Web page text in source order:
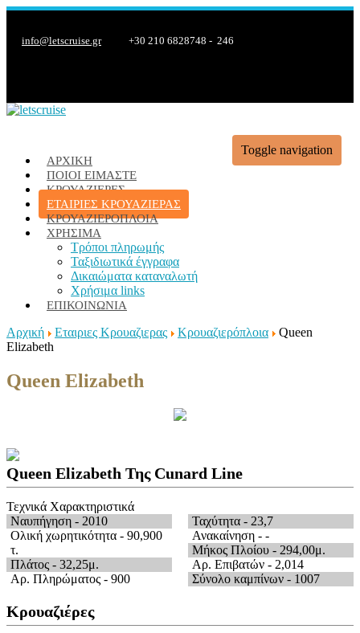
info@letscruise.gr +30 210 6828748 - 246
Toggle navigation
ΑΡΧΙΚΉ
ΠΟΙΟΊ ΕΊΜΑΣΤΕ
ΚΡΟΥΑΖΙΈΡΕΣ
ΕΤΑΙΡΙΕΣ ΚΡΟΥΑΖΙΕΡΑΣ
ΚΡΟΥΑΖΙΕΡΌΠΛΟΙΑ
ΧΡΉΣΙΜΑ
Τρόποι πληρωμής
Ταξιδιωτικά έγγραφα
Δικαιώματα καταναλωτή
Χρήσιμα links
ΕΠΙΚΟΙΝΩΝΊΑ
Αρχική Εταιριες Κρουαζιερας Κρουαζιερόπλοια
Queen
Elizabeth
Queen Elizabeth
Queen Elizabeth Της Cunard Line
Τεχνικά Χαρακτηριστικά
Ναυπήγηση - 2010
Ολική χωρητικότητα - 90,900
τ.
Πλάτος - 32,25μ.
Αρ. Πληρώματος - 900
Ταχύτητα - 23,7
Ανακαίνηση - -
Μήκος Πλοίου - 294,00μ.
Αρ. Επιβατών - 2,014
Σύνολο καμπίνων - 1007
Κρουαζιέρες